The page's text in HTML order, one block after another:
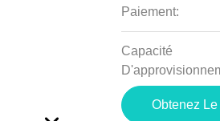
Paiement:
Capacité
Obtenez